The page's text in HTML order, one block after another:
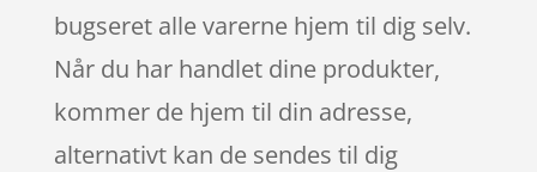
bugseret alle varerne hjem til dig selv.
Når du har handlet dine produkter,
kommer de hjem til din adresse,
alternativt kan de sendes til dig